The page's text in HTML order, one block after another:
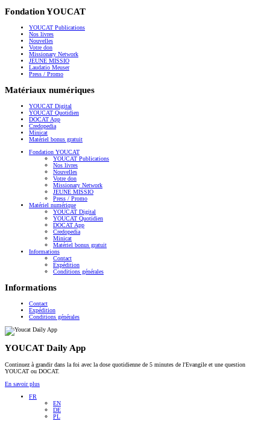
Fondation YOUCAT
YOUCAT Publications
Nos livres
Nouvelles
Votre don
Missionary Network
JEUNE MISSIO
Laudatio Meuser
Press / Promo
Matériaux numériques
YOUCAT Digital
YOUCAT Quotidien
DOCAT App
Credopedia
Minicat
Matériel bonus gratuit
Fondation YOUCAT
YOUCAT Publications
Nos livres
Nouvelles
Votre don
Missionary Network
JEUNE MISSIO
Press / Promo
Matériel numérique
YOUCAT Digital
YOUCAT Quotidien
DOCAT App
Credopedia
Minicat
Matériel bonus gratuit
Informations
Contact
Expédition
Conditions générales
Informations
Contact
Expédition
Conditions générales
YOUCAT Daily App
Continuez à grandir dans la foi avec la dose quotidienne de 5 minutes de l'Evangile et une question
YOUCAT ou DOCAT.
En savoir plus
FR
EN
DE
PL